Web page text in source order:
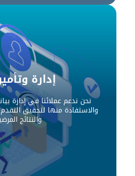
إدارة
نحن ندعم عملائنا في إدارة
والاستفادة منها لتحقيق
والنتائج